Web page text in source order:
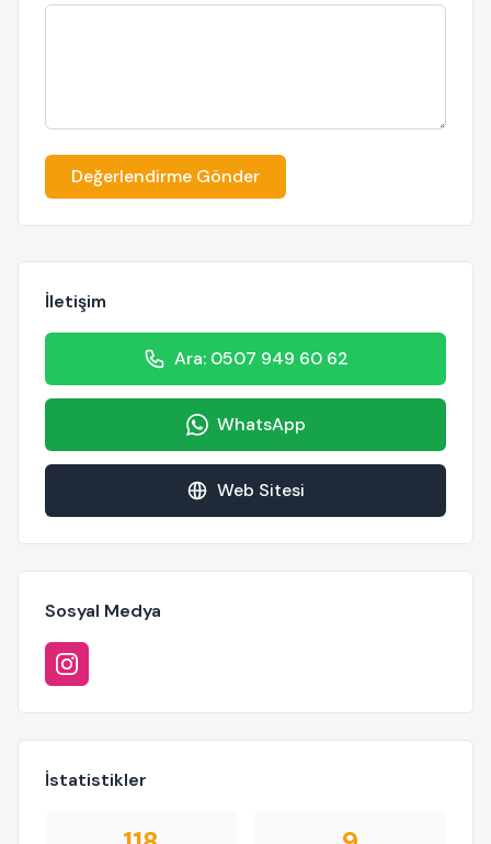
Değerlendirme Gönder
İletişim
Ara: 0507 949 60 62
WhatsApp
Web Sitesi
Sosyal Medya
İstatistikler